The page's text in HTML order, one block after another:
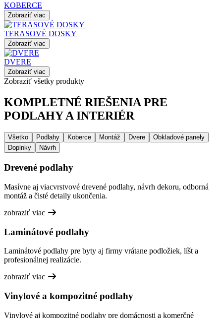
KOBERCE
Zobraziť viac
TERASOVÉ DOSKY
Zobraziť viac
DVERE
Zobraziť viac
Zobraziť všetky produkty
KOMPLETNÉ RIEŠENIA PRE
PODLAHY A INTERIÉR
Všetko Podlahy Koberce Montáž Dvere
Obkladové panely
Doplnky
Návrh
Drevené podlahy
Masívne aj viacvrstvové drevené podlahy, návrh dekoru, odborná
montáž a čisté detaily ukončenia.
zobraziť viac
Laminátové podlahy
Laminátové podlahy pre byty aj firmy vrátane podložiek, líšt a
profesionálnej realizácie.
zobraziť viac
Vinylové a kompozitné podlahy
Vinylové aj kompozitné podlahy pre domácnosti a komerčné